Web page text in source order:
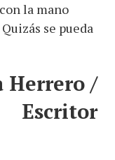
la mano
se pueda
Herrero /
Escritor